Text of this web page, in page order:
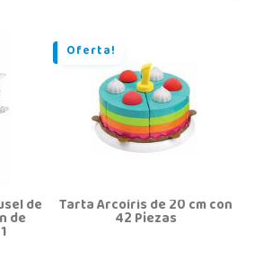
de
de
Oferta!
Tarta Arcoíris de 20 cm con
42 Piezas